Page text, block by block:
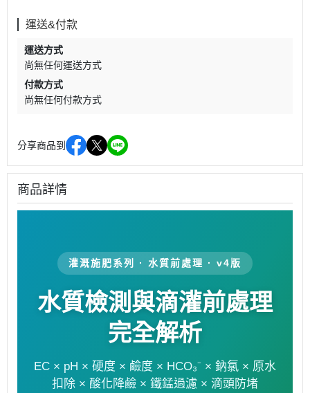
運送&付款
運送方式
尚無任何運送方式
付款方式
尚無任何付款方式
分享商品到
商品詳情
灌溉施肥系列 · 水質前處理 · v4版
水質檢測與滴灌前處理
完全解析
EC × pH × 硬度 × 鹼度 × HCO₃⁻ × 鈉氯 × 原水
扣除 × 酸化降鹼 × 鐵錳過濾 × 滴頭防堵